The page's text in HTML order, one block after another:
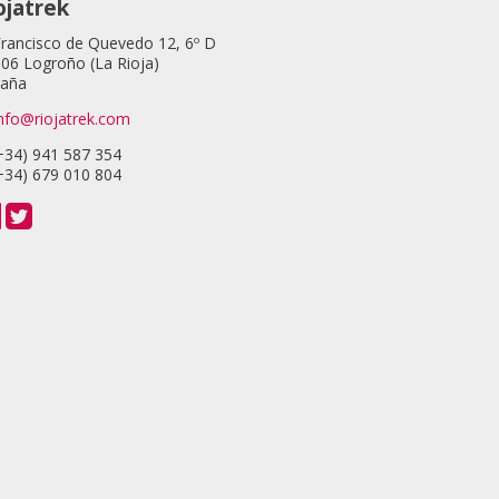
de Quevedo 12, 6º D
Logroño (La Rioja)
941 587 354
679 010 804